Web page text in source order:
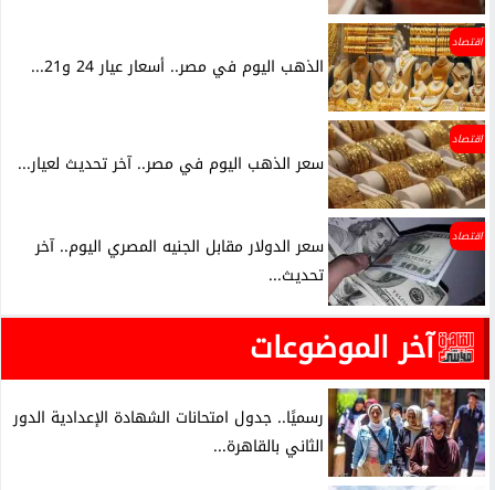
اقتصاد
الذهب اليوم في مصر.. أسعار عيار 24 و21...
اقتصاد
سعر الذهب اليوم في مصر.. آخر تحديث لعيار...
اقتصاد
سعر الدولار مقابل الجنيه المصري اليوم.. آخر
تحديث...
آخر الموضوعات
رسميًا.. جدول امتحانات الشهادة الإعدادية الدور
الثاني بالقاهرة...